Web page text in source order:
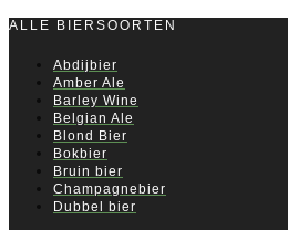
ALLE BIERSOORTEN
Abdijbier
Amber Ale
Barley Wine
Belgian Ale
Blond Bier
Bokbier
Bruin bier
Champagnebier
Dubbel bier